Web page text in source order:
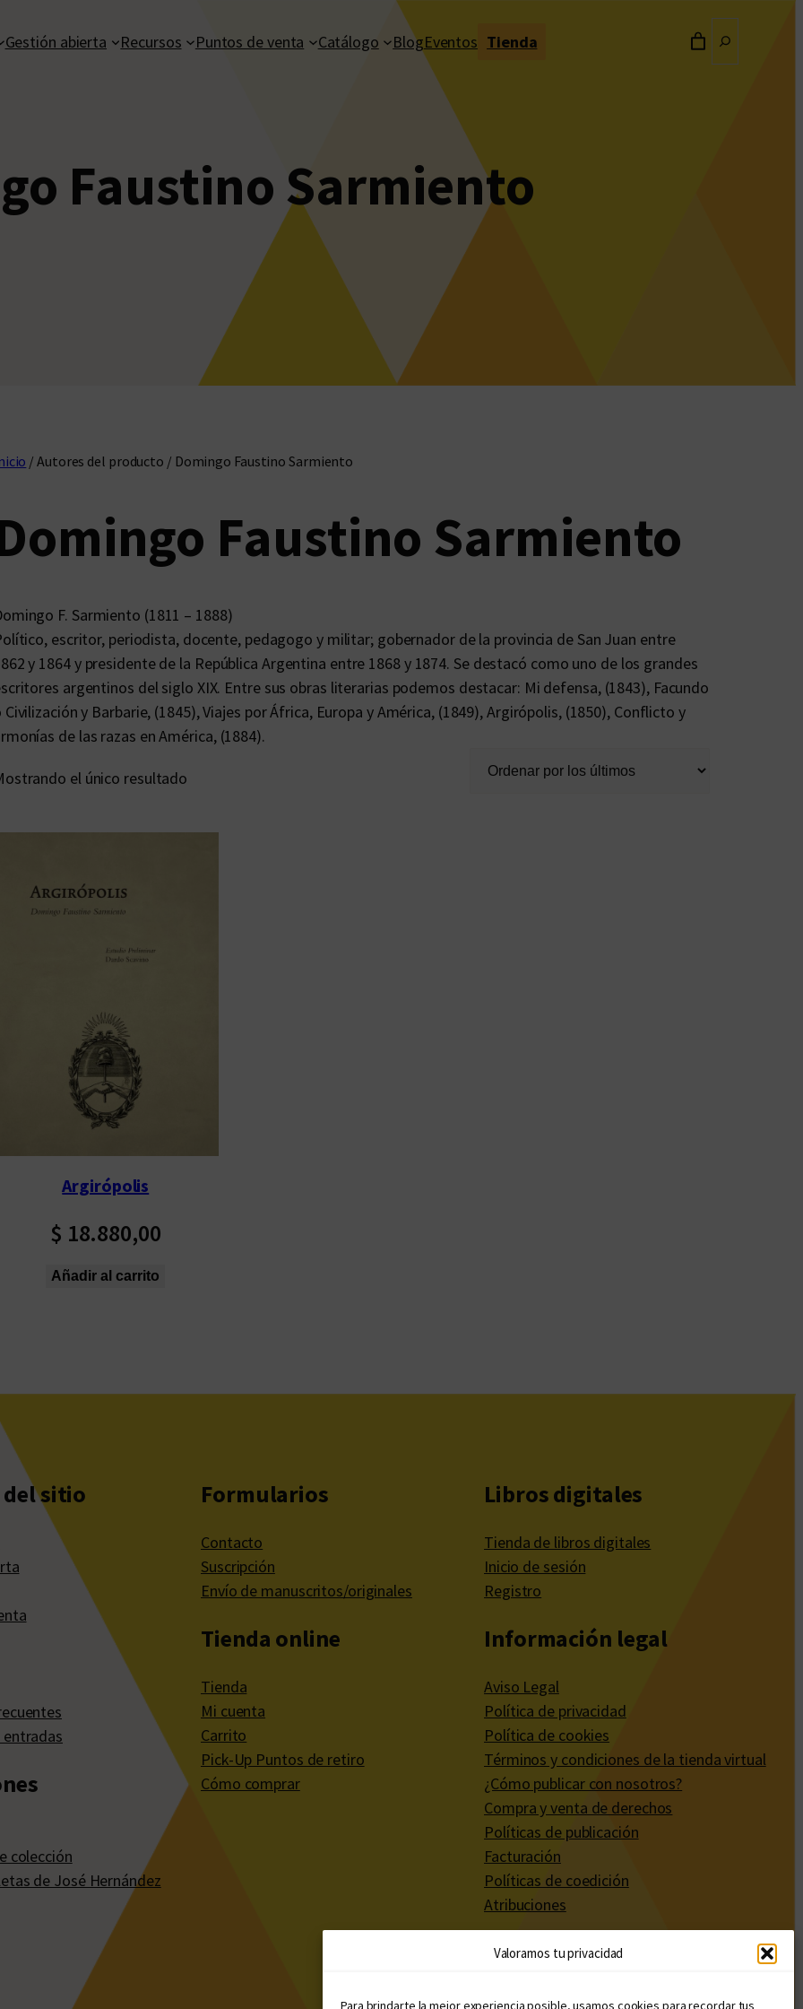
Valoramos tu privacidad
Para brindarte la mejor experiencia posible, usamos cookies para recordar tus
Gestión abierta Recursos Puntos de venta Catálogo BlogEventos Tienda
Faustino Sarmiento
/ Autores del producto / Domingo Faustino Sarmiento
Faustino Sarmiento
F. Sarmiento (1811 – 1888)
escritor, periodista, docente, pedagogo y militar; gobernador de la provincia de San Juan entre
y 1864 y presidente de la República Argentina entre 1868 y 1874. Se destacó como uno de los grandes
argentinos del siglo XIX. Entre sus obras literarias podemos destacar: Mi defensa, (1843), Facundo
Civilización y Barbarie, (1845), Viajes por África, Europa y América, (1849), Argirópolis, (1850), Conflicto y
de las razas en América, (1884).
el único resultado
Argirópolis
$ 18.880,00
Añadir al carrito
del sitio
entradas
colección
de José Hernández
Formularios
Contacto
Suscripción
Envío de manuscritos/originales
Tienda online
Tienda
Mi cuenta
Carrito
Pick-Up Puntos de retiro
Cómo comprar
Libros digitales
Tienda de libros digitales
Inicio de sesión
Registro
Información legal
Aviso Legal
Política de privacidad
Política de cookies
Términos y condiciones de la tienda virtual
¿Cómo publicar con nosotros?
Compra y venta de derechos
Políticas de publicación
Facturación
Políticas de coedición
Atribuciones